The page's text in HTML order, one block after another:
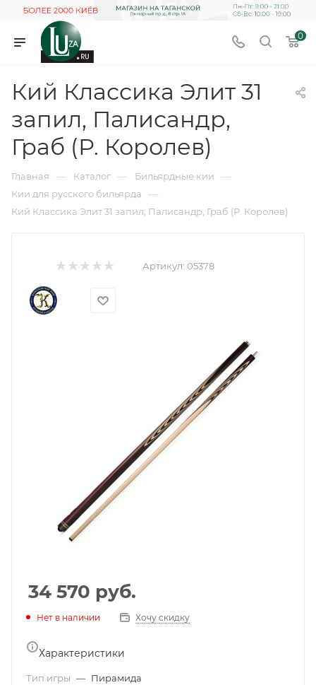
0
Кий Классика Элит 31
запил, Палисандр,
Граб (Р. Королев)
Главная — Каталог — Бильярдные кии —
Кии для русского бильярда —
Кий Классика Элит 31 запил, Палисандр, Граб (Р. Королев)
Артикул: 05378
34 570 руб.
Нет в наличии Хочу скидку
Характеристики
Тип игры — Пирамида